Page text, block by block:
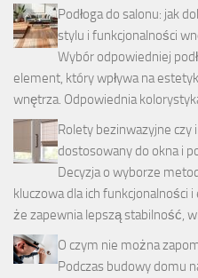
Podłoga do salonu: jak
stylu i funkcjonalności
Wybór odpowiedniej
element, który wpływa na
wnętrza. Odpowiednia
Rolety bezinwazyjne
dostosowany do okna i
Decyzja o wyborze
kluczowa dla ich
że zapewnia lepszą stabilność,
O czym nie można
Podczas budowy domu